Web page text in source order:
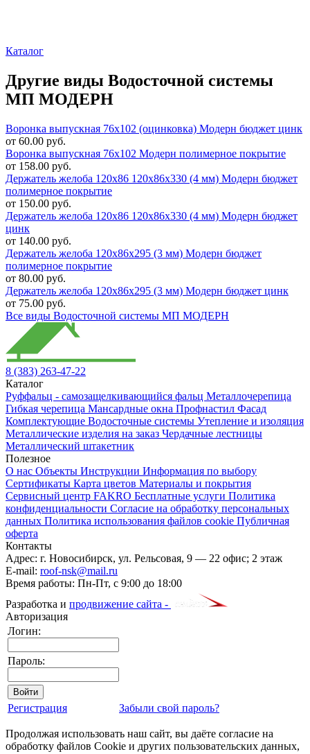
Каталог
Другие виды Водосточной системы
МП МОДЕРН
Воронка выпускная 76х102 (оцинковка) Модерн бюджет цинк
от 60.00 руб.
Воронка выпускная 76х102 Модерн полимерное покрытие
от 158.00 руб.
Держатель желоба 120х86 120х86х330 (4 мм) Модерн бюджет
полимерное покрытие
от 150.00 руб.
Держатель желоба 120х86 120х86х330 (4 мм) Модерн бюджет
цинк
от 140.00 руб.
Держатель желоба 120х86х295 (3 мм) Модерн бюджет
полимерное покрытие
от 80.00 руб.
Держатель желоба 120х86х295 (3 мм) Модерн бюджет цинк
от 75.00 руб.
Все виды Водосточной системы МП МОДЕРН
8 (383) 263-47-22
Каталог
Руффальц - самозащелкивающийся фальц Металлочерепица
Гибкая черепица Мансардные окна Профнастил Фасад
Комплектующие Водосточные системы Утепление и изоляция
Металлические изделия на заказ Чердачные лестницы
Металлический штакетник
Полезное
О нас Объекты Инструкции Информация по выбору
Сертификаты Карта цветов Материалы и покрытия
Сервисный центр FAKRO Бесплатные услуги Политика
конфиденциальности Согласие на обработку персональных
данных Политика использования файлов cookie Публичная
оферта
Контакты
Адрес: г. Новосибирск, ул. Рельсовая, 9 — 22 офис; 2 этаж
E-mail: roof-nsk@mail.ru
Время работы: Пн-Пт, с 9:00 до 18:00
Разработка и продвижение сайта -
Авторизация
Логин:
Пароль:
Регистрация Забыли свой пароль?
Продолжая использовать наш сайт, вы даёте согласие на
обработку файлов Cookie и других пользовательских данных,